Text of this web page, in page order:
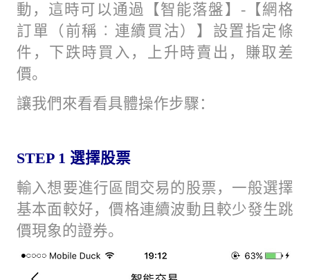
動，這時可以通過【智能落盤】-【網格
訂單（前稱︰連續買沽）】設置指定條
件，下跌時買入，上升時賣出，賺取差
價。
讓我們來看看具體操作步驟：
STEP 1 選擇股票
輸入想要進行區間交易的股票，一般選擇
基本面較好，價格連續波動且較少發生跳
價現象的證券。